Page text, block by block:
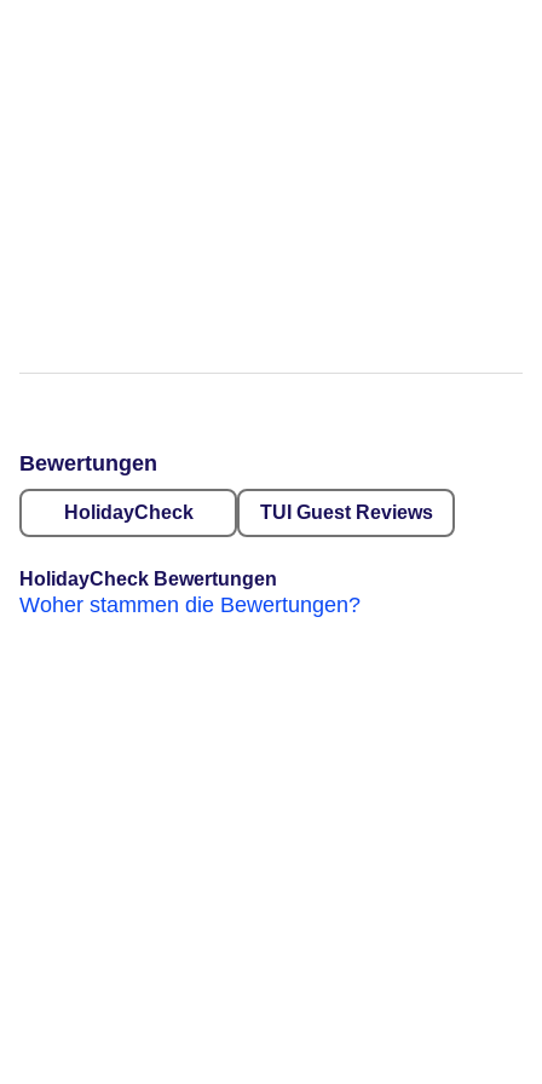
Bewertungen
HolidayCheck TUI Guest Reviews
HolidayCheck Bewertungen
Woher stammen die Bewertungen?